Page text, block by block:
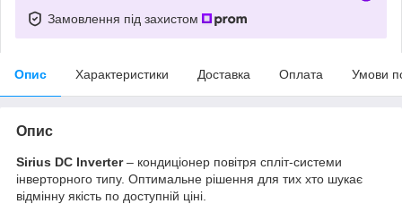
Замовлення під захистом
Опис Характеристики Доставка Оплата Умови
Опис
Sirius DC Inverter– кондиціонер повітря спліт-системи
інверторного типу. Оптимальне рішення для тих хто шукає
відмінну якість по доступній ціні.